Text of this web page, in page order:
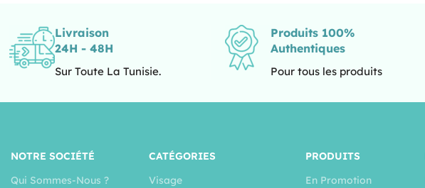
Livraison
24H - 48H
Sur Toute La Tunisie.
Produits 100%
Authentiques
Pour tous les produits
NOTRE SOCIÉTÉ
Qui Sommes-Nous ?
CATÉGORIES
Visage
PRODUITS
En Promotion